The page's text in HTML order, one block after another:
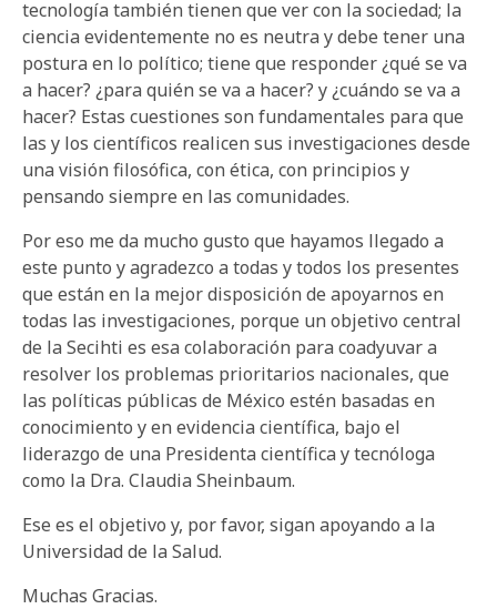
tecnología también tienen que ver con la sociedad; la
ciencia evidentemente no es neutra y debe tener una
postura en lo político; tiene que responder ¿qué se va
a hacer? ¿para quién se va a hacer? y ¿cuándo se va a
hacer? Estas cuestiones son fundamentales para que
las y los científicos realicen sus investigaciones desde
una visión filosófica, con ética, con principios y
pensando siempre en las comunidades.
Por eso me da mucho gusto que hayamos llegado a
este punto y agradezco a todas y todos los presentes
que están en la mejor disposición de apoyarnos en
todas las investigaciones, porque un objetivo central
de la Secihti es esa colaboración para coadyuvar a
resolver los problemas prioritarios nacionales, que
las políticas públicas de México estén basadas en
conocimiento y en evidencia científica, bajo el
liderazgo de una Presidenta científica y tecnóloga
como la Dra. Claudia Sheinbaum.
Ese es el objetivo y, por favor, sigan apoyando a la
Universidad de la Salud.
Muchas Gracias.